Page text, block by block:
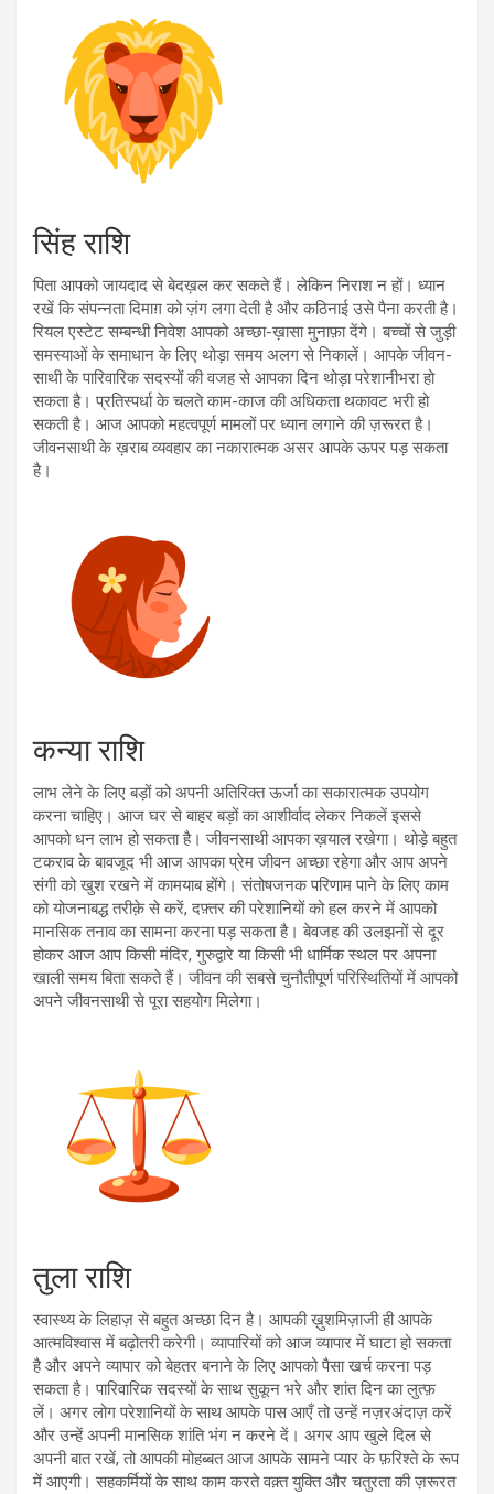
सिंह राशि
पिता आपको जायदाद से बेदख़ल कर सकते हैं। लेकिन निराश न हों। ध्यान
रखें कि संपन्नता दिमाग़ को ज़ंग लगा देती है और कठिनाई उसे पैना करती है।
रियल एस्टेट सम्बन्धी निवेश आपको अच्छा-ख़ासा मुनाफ़ा देंगे। बच्चों से जुड़ी
समस्याओं के समाधान के लिए थोड़ा समय अलग से निकालें। आपके जीवन-
साथी के पारिवारिक सदस्यों की वजह से आपका दिन थोड़ा परेशानीभरा हो
सकता है। प्रतिस्पर्धा के चलते काम-काज की अधिकता थकावट भरी हो
सकती है। आज आपको महत्वपूर्ण मामलों पर ध्यान लगाने की ज़रूरत है।
जीवनसाथी के ख़राब व्यवहार का नकारात्मक असर आपके ऊपर पड़ सकता
है।
कन्या राशि
लाभ लेने के लिए बड़ों को अपनी अतिरिक्त ऊर्जा का सकारात्मक उपयोग
करना चाहिए। आज घर से बाहर बड़ों का आशीर्वाद लेकर निकलें इससे
आपको धन लाभ हो सकता है। जीवनसाथी आपका ख़याल रखेगा। थोड़े बहुत
टकराव के बावजूद भी आज आपका प्रेम जीवन अच्छा रहेगा और आप अपने
संगी को खुश रखने में कामयाब होंगे। संतोषजनक परिणाम पाने के लिए काम
को योजनाबद्ध तरीक़े से करें, दफ़्तर की परेशानियों को हल करने में आपको
मानसिक तनाव का सामना करना पड़ सकता है। बेवजह की उलझनों से दूर
होकर आज आप किसी मंदिर, गुरुद्वारे या किसी भी धार्मिक स्थल पर अपना
खाली समय बिता सकते हैं। जीवन की सबसे चुनौतीपूर्ण परिस्थितियों में आपको
अपने जीवनसाथी से पूरा सहयोग मिलेगा।
तुला राशि
स्वास्थ्य के लिहाज़ से बहुत अच्छा दिन है। आपकी ख़ुशमिज़ाजी ही आपके
आत्मविश्वास में बढ़ोतरी करेगी। व्यापारियों को आज व्यापार में घाटा हो सकता
है और अपने व्यापार को बेहतर बनाने के लिए आपको पैसा खर्च करना पड़
सकता है। पारिवारिक सदस्यों के साथ सुकून भरे और शांत दिन का लुत्फ़
लें। अगर लोग परेशानियों के साथ आपके पास आएँ तो उन्हें नज़रअंदाज़ करें
और उन्हें अपनी मानसिक शांति भंग न करने दें। अगर आप खुले दिल से
अपनी बात रखें, तो आपकी मोहब्बत आज आपके सामने प्यार के फ़रिश्ते के रूप
में आएगी। सहकर्मियों के साथ काम करते वक़्त युक्ति और चतुरता की ज़रूरत